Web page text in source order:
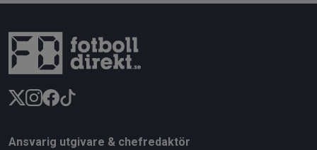
Ansvarig utgivare & chefredaktör